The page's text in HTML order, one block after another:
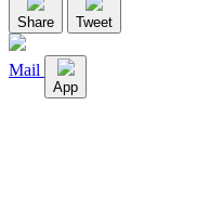
Share Tweet
Mail
App